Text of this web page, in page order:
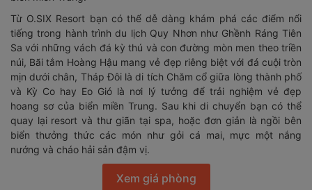
Từ O.SIX Resort bạn có thể dễ dàng khám phá các điểm nổi
tiếng trong hành trình du lịch Quy Nhơn như Ghềnh Ráng Tiên
Sa với những vách đá kỳ thú và con đường mòn men theo triền
núi, Bãi tắm Hoàng Hậu mang vẻ đẹp riêng biệt với đá cuội tròn
mịn dưới chân, Tháp Đôi là di tích Chăm cổ giữa lòng thành phố
và Kỳ Co hay Eo Gió là nơi lý tưởng để trải nghiệm vẻ đẹp
hoang sơ của biển miền Trung. Sau khi di chuyển bạn có thể
quay lại resort và thư giãn tại spa, hoặc đơn giản là ngồi bên
biển thưởng thức các món như gỏi cá mai, mực một nắng
nướng và cháo hải sản đậm vị.
Xem giá phòng